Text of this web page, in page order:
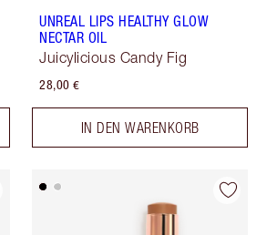
UNREAL LIPS HEALTHY GLOW
NECTAR OIL
Juicylicious Candy Fig
28,00 €
IN DEN WARENKORB